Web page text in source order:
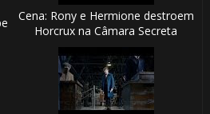
Cena: Rony e Hermione destroem
Horcrux na Câmara Secreta